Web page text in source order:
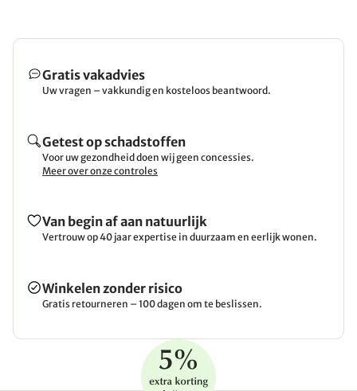
Gratis vakadvies
Uw vragen – vakkundig en kosteloos beantwoord.
Getest op schadstoffen
Voor uw gezondheid doen wij geen concessies.
Meer over onze controles
Van begin af aan natuurlijk
Vertrouw op 40 jaar expertise in duurzaam en eerlijk wonen.
Winkelen zonder risico
Gratis retourneren – 100 dagen om te beslissen.